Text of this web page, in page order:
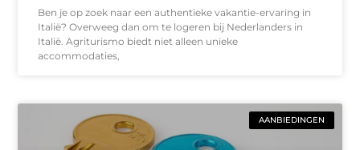
Ben je op zoek naar een authentieke vakantie-ervaring in
Italië? Overweeg dan om te logeren bij Nederlanders in
Italië. Agriturismo biedt niet alleen unieke
accommodaties,
AANBIEDINGEN